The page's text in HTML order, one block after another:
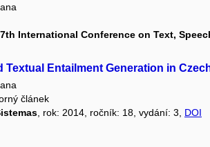
International Conference on Text,
Textual Entailment Generation in
článek
, rok: 2014, ročník: 18, vydání: 3, DOI